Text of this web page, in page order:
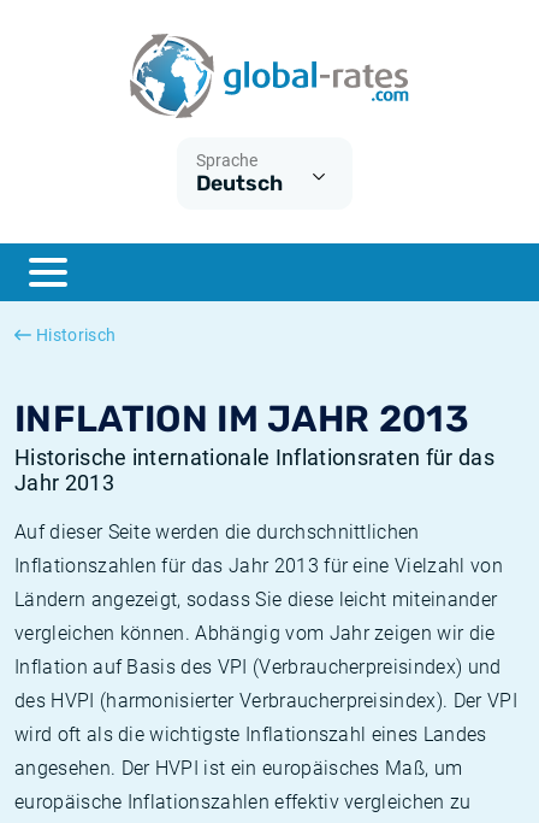
Sprache
Deutsch
Historisch
INFLATION IM JAHR 2013
Historische internationale Inflationsraten für das
Jahr 2013
Auf dieser Seite werden die durchschnittlichen
Inflationszahlen für das Jahr 2013 für eine Vielzahl von
Ländern angezeigt, sodass Sie diese leicht miteinander
vergleichen können. Abhängig vom Jahr zeigen wir die
Inflation auf Basis des VPI (Verbraucherpreisindex) und
des HVPI (harmonisierter Verbraucherpreisindex). Der VPI
wird oft als die wichtigste Inflationszahl eines Landes
angesehen. Der HVPI ist ein europäisches Maß, um
europäische Inflationszahlen effektiv vergleichen zu
ESTER
SONIA
Was ist die VPI-Inflation?
Was ist die HVPI-Inflation?
Deutsche inflation
Europäische inflation
Historische Euribor-Sätze
Historische ESTER-Sätze
Historische SOFR-Sätze
Historische SONIA-Sätze
Inflationsrechner